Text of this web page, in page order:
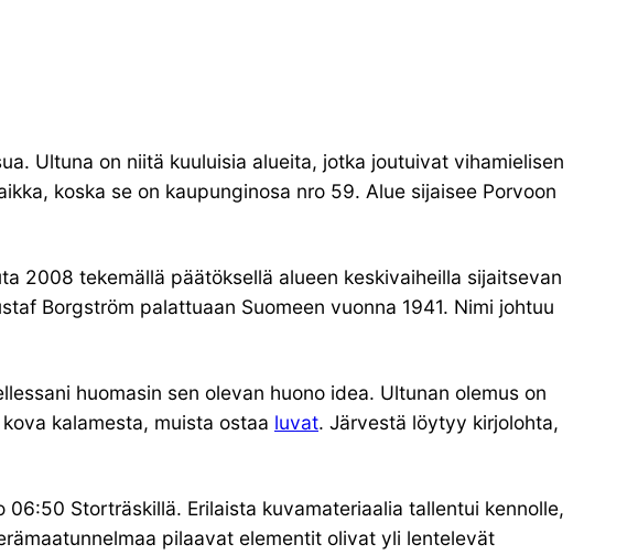
Ultuna on niitä kuuluisia alueita, jotka joutuivat vihamielisen
koska se on kaupunginosa nro 59. Alue sijaisee Porvoon
2008 tekemällä päätöksellä alueen keskivaiheilla sijaitsevan
Borgström palattuaan Suomeen vuonna 1941. Nimi johtuu
huomasin sen olevan huono idea. Ultunan olemus on
kalamesta, muista ostaa luvat. Järvestä löytyy kirjolohta,
Storträskillä. Erilaista kuvamateriaalia tallentui kennolle,
pilaavat elementit olivat yli lentelevät